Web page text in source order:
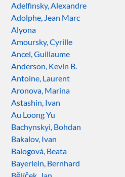
Adelfinsky, Alexandre
Adolphe, Jean Marc
Alyona
Amoursky, Cyrille
Ancel, Guillaume
Anderson, Kevin B.
Antoine, Laurent
Aronova, Marina
Astashin, Ivan
Au Loong Yu
Bachynskyi, Bohdan
Bakalov, Ivan
Balogová, Beata
Bayerlein, Bernhard